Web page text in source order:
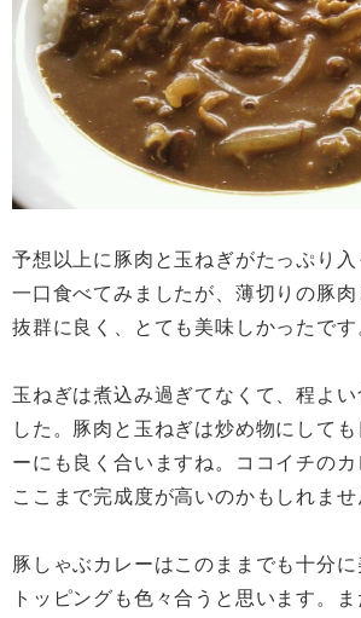
予想以上に豚肉と玉ねぎがたっぷり
一口食べてみましたが、薄切りの豚
抜群に良く、とても美味しかったです
玉ねぎは煮込み過ぎてなくて、程よい
した。豚肉と玉ねぎは炒め物にして
ーにも良く合いますね。ココイチのカ
ここまで完成度が高いのかもしれませ
豚しゃぶカレーはこのままでも十分に
トッピングも色々合うと思います。